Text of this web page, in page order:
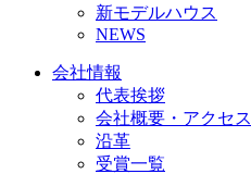
新モデルハウス
NEWS
会社情報
代表挨拶
会社概要・アクセス
沿革
受賞一覧